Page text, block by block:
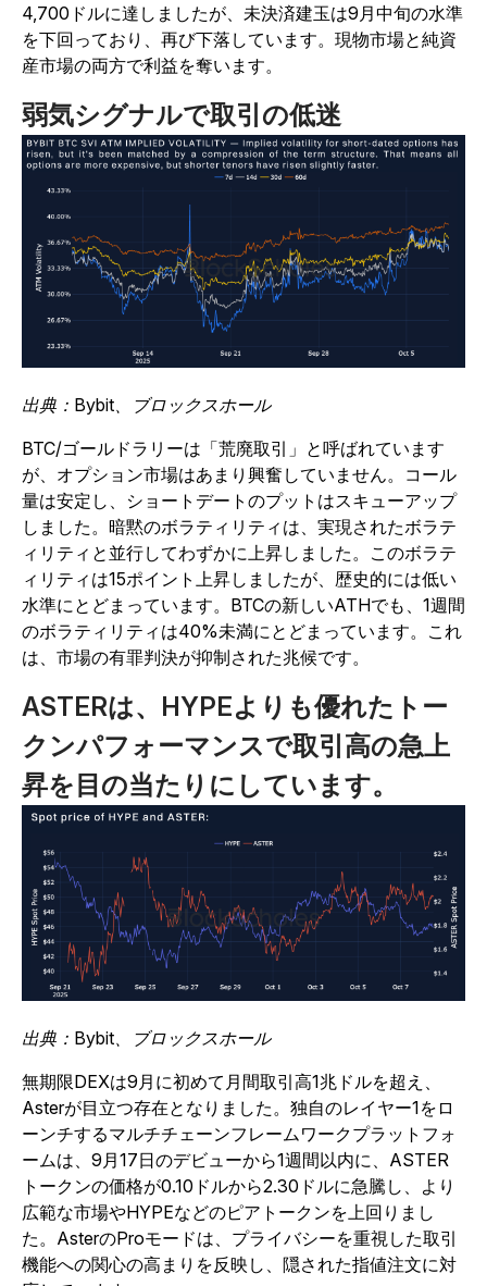
4,700ドルに達しましたが、未決済建玉は9月中旬の水準
を下回っており、再び下落しています。現物市場と純資
産市場の両方で利益を奪います。
弱気シグナルで取引の低迷
出典：Bybit、ブロックスホール
BTC/ゴールドラリーは「荒廃取引」と呼ばれています
が、オプション市場はあまり興奮していません。コール
量は安定し、ショートデートのプットはスキューアップ
しました。暗黙のボラティリティは、実現されたボラテ
ィリティと並行してわずかに上昇しました。このボラテ
ィリティは15ポイント上昇しましたが、歴史的には低い
水準にとどまっています。BTCの新しいATHでも、1週間
のボラティリティは40%未満にとどまっています。これ
は、市場の有罪判決が抑制された兆候です。
ASTERは、HYPEよりも優れたトー
クンパフォーマンスで取引高の急上
昇を目の当たりにしています。
出典：Bybit、ブロックスホール
無期限DEXは9月に初めて月間取引高1兆ドルを超え、
Asterが目立つ存在となりました。独自のレイヤー1をロ
ーンチするマルチチェーンフレームワークプラットフォ
ームは、9月17日のデビューから1週間以内に、ASTER
トークンの価格が0.10ドルから2.30ドルに急騰し、より
広範な市場やHYPEなどのピアトークンを上回りまし
た。AsterのProモードは、プライバシーを重視した取引
機能への関心の高まりを反映し、隠された指値注文に対